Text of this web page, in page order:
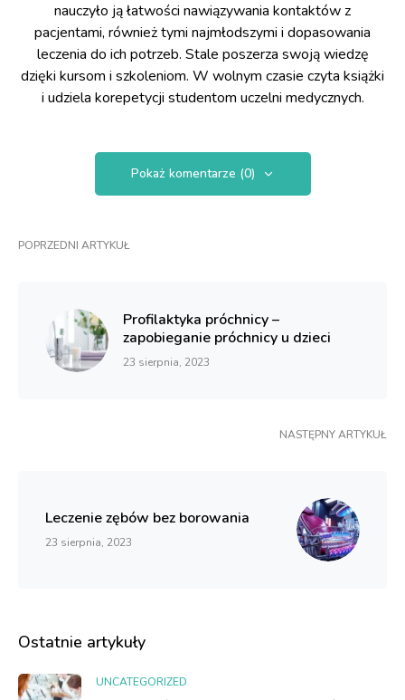
nauczyło ją łatwości nawiązywania kontaktów z
pacjentami, również tymi najmłodszymi i dopasowania
leczenia do ich potrzeb. Stale poszerza swoją wiedzę
dzięki kursom i szkoleniom. W wolnym czasie czyta książki
i udziela korepetycji studentom uczelni medycznych.
Pokaż komentarze (0)
POPRZEDNI ARTYKUŁ
Profilaktyka próchnicy –
zapobieganie próchnicy u dzieci
23 sierpnia, 2023
NASTĘPNY ARTYKUŁ
Leczenie zębów bez borowania
23 sierpnia, 2023
Ostatnie artykuły
UNCATEGORIZED